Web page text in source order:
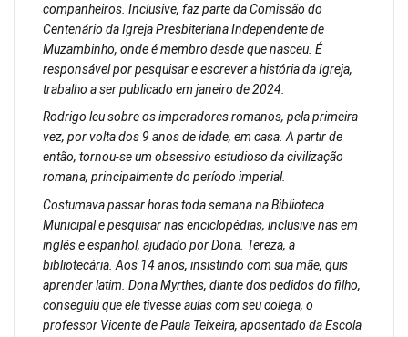
companheiros. Inclusive, faz parte da Comissão do
Centenário da Igreja Presbiteriana Independente de
Muzambinho, onde é membro desde que nasceu. É
responsável por pesquisar e escrever a história da Igreja,
trabalho a ser publicado em janeiro de 2024.
Rodrigo leu sobre os imperadores romanos, pela primeira
vez, por volta dos 9 anos de idade, em casa. A partir de
então, tornou-se um obsessivo estudioso da civilização
romana, principalmente do período imperial.
Costumava passar horas toda semana na Biblioteca
Municipal e pesquisar nas enciclopédias, inclusive nas em
inglês e espanhol, ajudado por Dona. Tereza, a
bibliotecária. Aos 14 anos, insistindo com sua mãe, quis
aprender latim. Dona Myrthes, diante dos pedidos do filho,
conseguiu que ele tivesse aulas com seu colega, o
professor Vicente de Paula Teixeira, aposentado da Escola